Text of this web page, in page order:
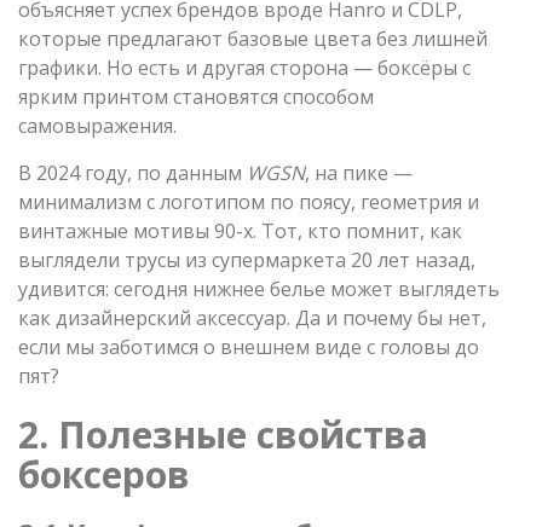
объясняет успех брендов вроде Hanro и CDLP,
которые предлагают базовые цвета без лишней
графики. Но есть и другая сторона — боксёры с
ярким принтом становятся способом
самовыражения.
В 2024 году, по данным WGSN, на пике —
минимализм с логотипом по поясу, геометрия и
винтажные мотивы 90-х. Тот, кто помнит, как
выглядели трусы из супермаркета 20 лет назад,
удивится: сегодня нижнее белье может выглядеть
как дизайнерский аксессуар. Да и почему бы нет,
если мы заботимся о внешнем виде с головы до
пят?
2. Полезные свойства
боксеров